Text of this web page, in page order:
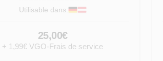
Utilisable dans:
25,00€
+ 1,99€ VGO-Frais de service